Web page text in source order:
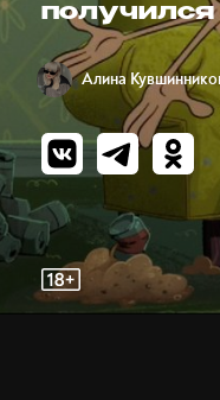
получился
Алина